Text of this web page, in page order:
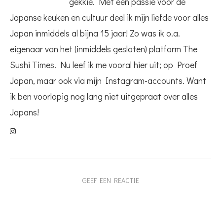
Japanse keuken en cultuur deel ik mijn liefde voor alles
Japan inmiddels al bijna 15 jaar! Zo was ik o.a.
eigenaar van het (inmiddels gesloten) platform The
Sushi Times. Nu leef ik me vooral hier uit; op Proef
Japan, maar ook via mijn Instagram-accounts. Want
ik ben voorlopig nog lang niet uitgepraat over alles
Japans!
GEEF EEN REACTIE